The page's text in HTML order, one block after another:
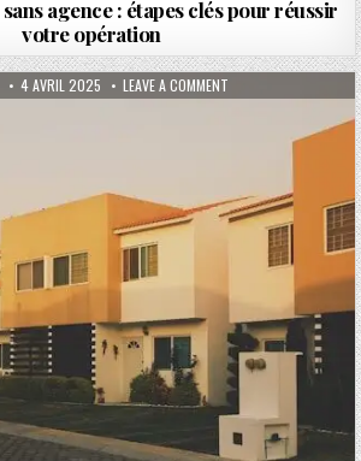
agence : étapes clés pour réussir
votre opération
PUBLISHED DATE:
4 AVRIL 2025 LEAVE A COMMENTON COMMENT